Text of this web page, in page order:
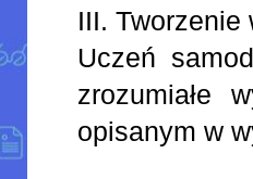
III. Tworzenie
Uczeń
zrozumiałe
opisanym w